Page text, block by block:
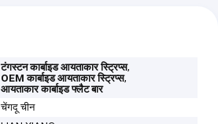
टंगस्टन कार्बाइड आयताकार स्ट्रिप्स,
OEM कार्बाइड आयताकार स्ट्रिप्स,
आयताकार कार्बाइड फ्लैट बार
चेंगदू चीन